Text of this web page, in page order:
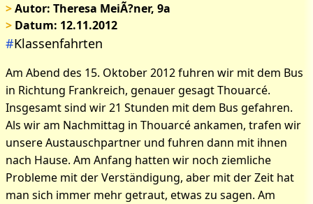
>Autor: Theresa MeiÃ?ner, 9a
> Datum: 12.11.2012
#Klassenfahrten
Am Abend des 15. Oktober 2012 fuhren wir mit dem Bus
in Richtung Frankreich, genauer gesagt Thouarcé.
Insgesamt sind wir 21 Stunden mit dem Bus gefahren.
Als wir am Nachmittag in Thouarcé ankamen, trafen wir
unsere Austauschpartner und fuhren dann mit ihnen
nach Hause. Am Anfang hatten wir noch ziemliche
Probleme mit der Verständigung, aber mit der Zeit hat
man sich immer mehr getraut, etwas zu sagen. Am